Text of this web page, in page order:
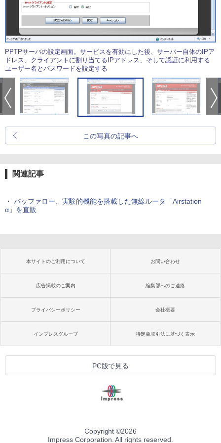
PPTPサーバの設定画面。サービスを有効にした後、サーバー自体のIPア
ドレス、クライアントに割り当てるIPアドレス、そして認証に利用する
ユーザー名とパスワードを設定する
この写真の記事へ
関連記事
・ バッファロー、実験的機能を搭載した無線ルータ「Airstation
α」を直販
本サイトのご利用について お問い合わせ
広告掲載のご案内 編集部へのご連絡
プライバシーポリシー 会社概要
インプレスグループ 特定商取引法に基づく表示
PC版で見る
Copyright ©2026
Impress Corporation. All rights reserved.